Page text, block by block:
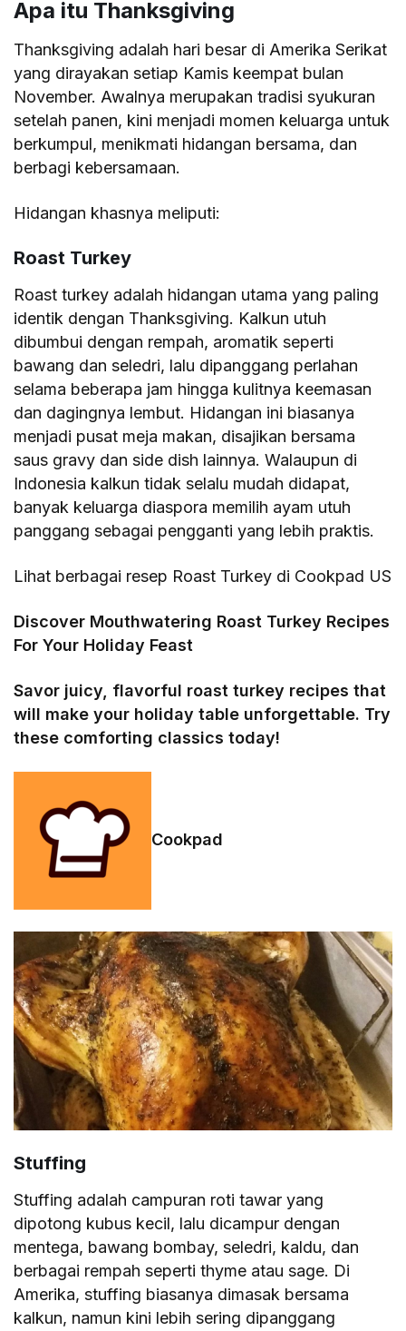
Apa itu Thanksgiving
Thanksgiving adalah hari besar di Amerika Serikat
yang dirayakan setiap Kamis keempat bulan
November. Awalnya merupakan tradisi syukuran
setelah panen, kini menjadi momen keluarga untuk
berkumpul, menikmati hidangan bersama, dan
berbagi kebersamaan.
Hidangan khasnya meliputi:
Roast Turkey
Roast turkey adalah hidangan utama yang paling
identik dengan Thanksgiving. Kalkun utuh
dibumbui dengan rempah, aromatik seperti
bawang dan seledri, lalu dipanggang perlahan
selama beberapa jam hingga kulitnya keemasan
dan dagingnya lembut. Hidangan ini biasanya
menjadi pusat meja makan, disajikan bersama
saus gravy dan side dish lainnya. Walaupun di
Indonesia kalkun tidak selalu mudah didapat,
banyak keluarga diaspora memilih ayam utuh
panggang sebagai pengganti yang lebih praktis.
Lihat berbagai resep Roast Turkey di Cookpad US
Discover Mouthwatering Roast Turkey Recipes
For Your Holiday Feast
Savor juicy, flavorful roast turkey recipes that
will make your holiday table unforgettable. Try
these comforting classics today!
Cookpad
Stuffing
Stuffing adalah campuran roti tawar yang
dipotong kubus kecil, lalu dicampur dengan
mentega, bawang bombay, seledri, kaldu, dan
berbagai rempah seperti thyme atau sage. Di
Amerika, stuffing biasanya dimasak bersama
kalkun, namun kini lebih sering dipanggang